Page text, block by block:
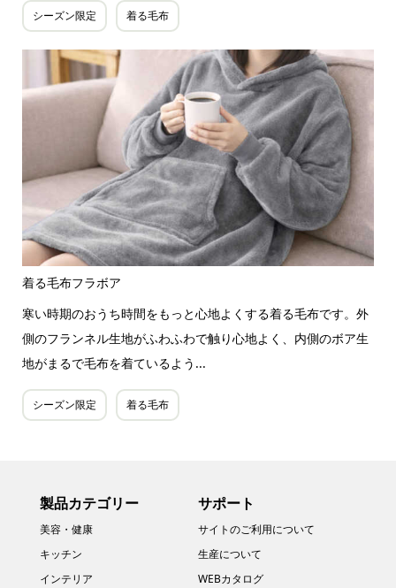
シーズン限定 着る毛布
着る毛布フラボア
寒い時期のおうち時間をもっと心地よくする着る毛布です。外
側のフランネル生地がふわふわで触り心地よく、内側のボア生
地がまるで毛布を着ているよう...
シーズン限定 着る毛布
製品カテゴリー
美容・健康
キッチン
インテリア
サポート
サイトのご利用について
生産について
WEBカタログ